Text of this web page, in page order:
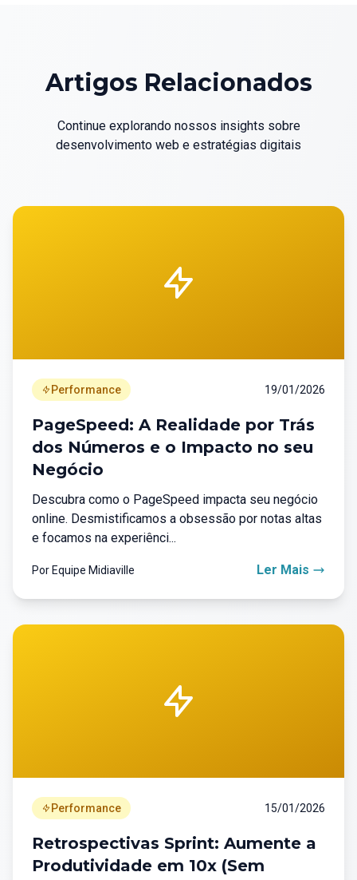
Artigos Relacionados
Continue explorando nossos insights sobre
desenvolvimento web e estratégias digitais
Performance 19/01/2026
PageSpeed: A Realidade por Trás
dos Números e o Impacto no seu
Negócio
Descubra como o PageSpeed impacta seu negócio
online. Desmistificamos a obsessão por notas altas
e focamos na experiênci...
Por Equipe Midiaville Ler Mais
Performance 15/01/2026
Retrospectivas Sprint: Aumente a
Produtividade em 10x (Sem